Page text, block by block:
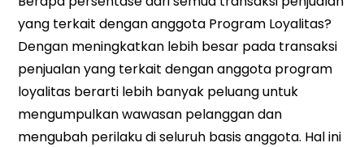
yang terkait dengan anggota Program Loyalitas?
Dengan meningkatkan lebih besar pada transaksi
penjualan yang terkait dengan anggota program
loyalitas berarti lebih banyak peluang untuk
mengumpulkan wawasan pelanggan dan
mengubah perilaku di seluruh basis anggota. Hal ini